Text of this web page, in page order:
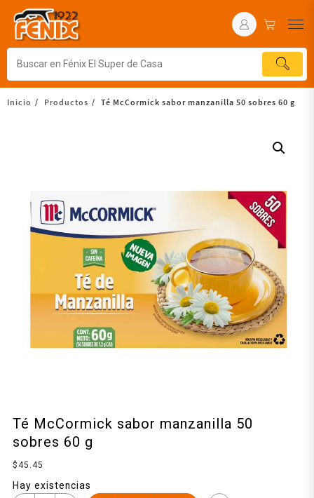
Inicio Productos Té McCormick sabor manzanilla 50 sobres 60 g
Té McCormick sabor manzanilla 50
sobres 60 g
$ 45.45
Hay existencias